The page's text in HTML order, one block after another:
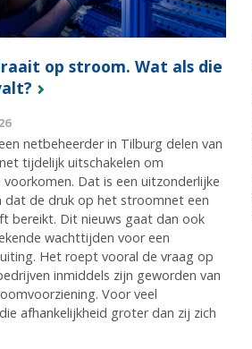
op stroom. Wat als die
netbeheerder in Tilburg delen van
tijdelijk uitschakelen om
Dat is een uitzonderlijke
dat de druk op het stroomnet een
bereikt. Dit nieuws gaat dan ook
wachttijden voor een
Het roept vooral de vraag op
inmiddels zijn geworden van
Voor veel
afhankelijkheid groter dan zij zich